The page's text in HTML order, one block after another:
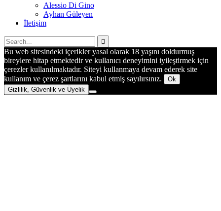
Alessio Di Gino
Ayhan Güleyen
İletişim
Bu web sitesindeki içerikler yasal olarak 18 yaşını doldurmuş
bireylere hitap etmektedir ve kullanıcı deneyimini iyileştirmek için
çerezler kullanılmaktadır. Siteyi kullanmaya devam ederek site
kullanım ve çerez şartlarını kabul etmiş sayılırsınız.
Ok
Gizlilik, Güvenlik ve Üyelik